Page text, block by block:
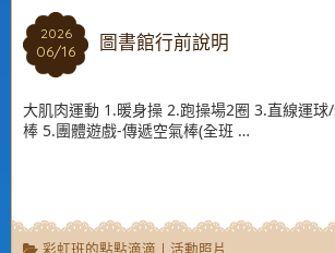
2026
06/16
2026
06/16 圖書館行前說明
大肌肉運動 1.暖身操 2.跑操場2圈 3.直線運球
棒 5.團體遊戲-傳遞空氣棒(全班 …